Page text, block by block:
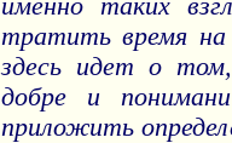
именно таких
тратить время
здесь идет о
добре и
приложить